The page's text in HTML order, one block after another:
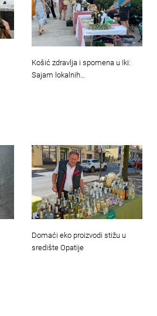
Košić zdravlja i spomena u Iki:
Sajam lokalnih…
Domaći eko proizvodi stižu u
središte Opatije